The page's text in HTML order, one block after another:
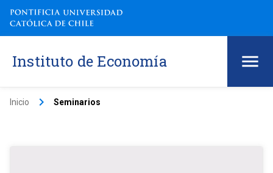
Instituto de Economía
Inicio keyboard_arrow_right Seminarios